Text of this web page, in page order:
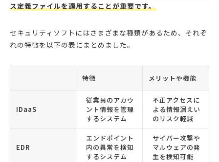
ス定義ファイルを適用することが重要です。
セキュリティソフトにはさまざまな種類があるため、それぞ
れの特徴を以下の表にまとめました。
特徴 メリットや機能
IDaaS
従業員のアカウ
ント情報を管理
するシステム
不正アクセスに
よる情報漏えい
のリスク軽減
EDR
エンドポイント
内の異常を検知
するシステム
サイバー攻撃や
マルウェアの発
生を検知可能